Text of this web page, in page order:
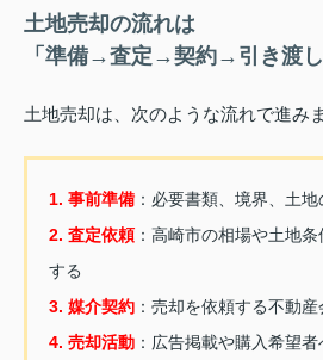
土地売却の流れは
「準備→査定→契約→引き渡し
土地売却は、次のような流れで進みま
1. 事前準備：必要書類、境界、土地
2. 査定依頼：高崎市の相場や土地
する
3. 媒介契約：売却を依頼する不動産
4. 売却活動：広告掲載や購入希望者